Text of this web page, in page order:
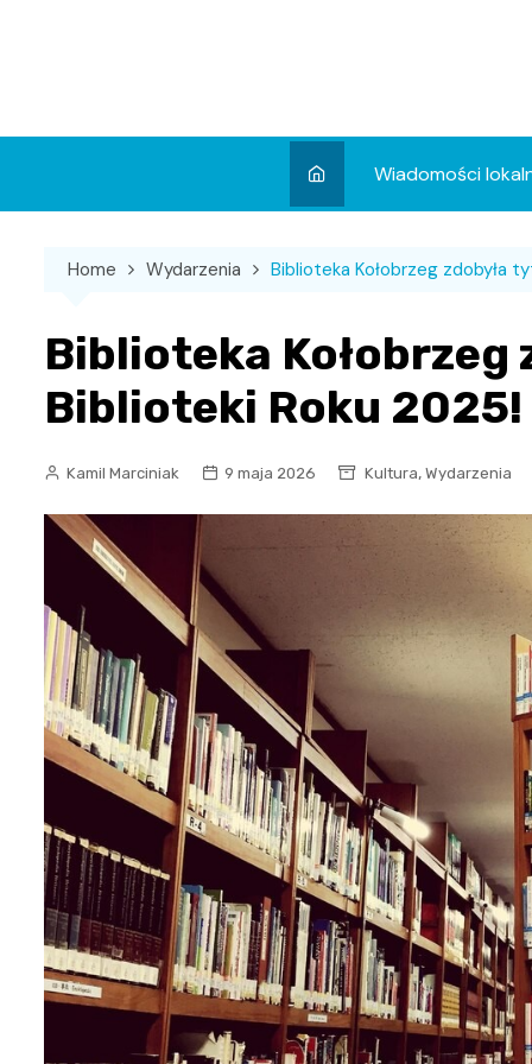
Wiadomości
Wydarzenia
Sport
Home Wydarzenia Biblioteka Kołobrzeg zdobyła
Biblioteka Kołobrzeg
Biblioteki Roku 2025!
Kamil Marciniak 9 maja 2026 Kultura, Wydarzenia